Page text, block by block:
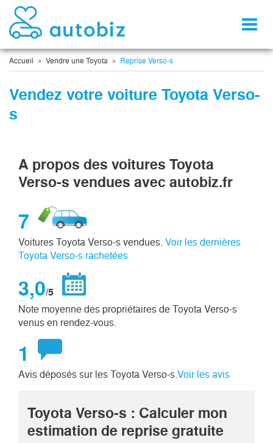
Accueil Vendre une Toyota Reprise Verso-s
Vendez votre voiture Toyota Verso-
s
A propos des voitures Toyota
Verso-s vendues avec autobiz.fr
7
Voitures Toyota Verso-s vendues. Voir les dernières
Toyota Verso-s rachetées
3,0/5
Note moyenne des propriétaires de Toyota Verso-s
venus en rendez-vous.
1
Avis déposés sur les Toyota Verso-s. Voir les avis
Toyota Verso-s : Calculer mon
estimation de reprise gratuite